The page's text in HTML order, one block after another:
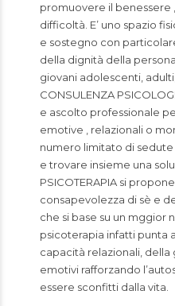
promuovere il benessere
difficoltà. E’ uno spazio
e sostegno con
della dignità della
giovani adolescenti,
CONSULENZA
e ascolto professionale
emotive , relazionali o
numero limitato di
e trovare insieme una
PSICOTERAPIA si
consapevolezza di sè e
che si base su un mggior
psicoterapia infatti punta
capacità relazionali,
emotivi rafforzando
essere sconfitti dalla vita.